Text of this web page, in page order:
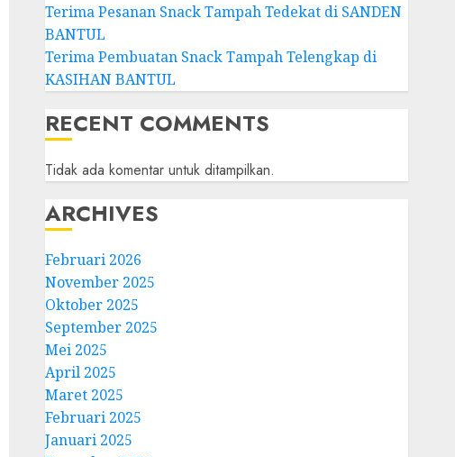
Terima Pesanan Snack Tampah Tedekat di SANDEN
BANTUL
Terima Pembuatan Snack Tampah Telengkap di
KASIHAN BANTUL
RECENT COMMENTS
Tidak ada komentar untuk ditampilkan.
ARCHIVES
Februari 2026
November 2025
Oktober 2025
September 2025
Mei 2025
April 2025
Maret 2025
Februari 2025
Januari 2025